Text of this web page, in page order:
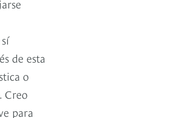
de esta
o
Creo
para